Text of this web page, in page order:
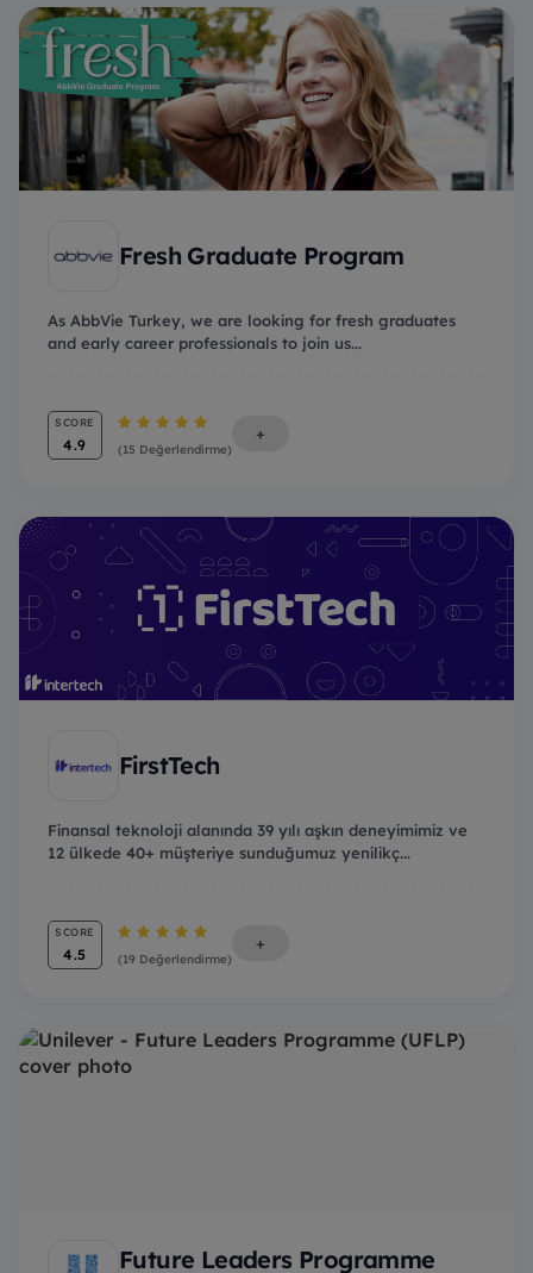
Fresh Graduate Program
As AbbVie Turkey, we are looking for fresh graduates
and early career professionals to join us...
SCORE
4.9 (15 Değerlendirme)
+
FirstTech
Finansal teknoloji alanında 39 yılı aşkın deneyimimiz ve
12 ülkede 40+ müşteriye sunduğumuz yenilikç...
SCORE
4.5 (19 Değerlendirme)
+
Future Leaders Programme